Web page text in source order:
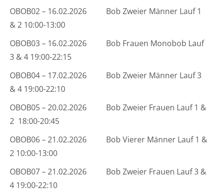
OBOB02 – 16.02.2026 Bob Zweier Männer Lauf 1
& 2 10:00-13:00
OBOB03 – 16.02.2026 Bob Frauen Monobob Lauf
3 & 4 19:00-22:15
OBOB04 – 17.02.2026 Bob Zweier Männer Lauf 3
& 4 19:00-22:10
OBOB05 – 20.02.2026 Bob Zweier Frauen Lauf 1 &
2 18:00-20:45
OBOB06 – 21.02.2026 Bob Vierer Männer Lauf 1 &
2 10:00-13:00
OBOB07 – 21.02.2026 Bob Zweier Frauen Lauf 3 &
4 19:00-22:10